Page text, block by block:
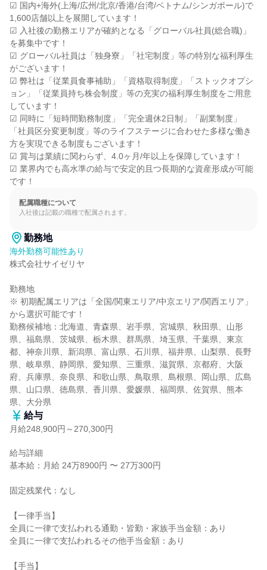
☑ 国内+海外(上海/広州/北京/香港/台湾/ベトナム/シンガポール)で
1,600店舗以上を展開しています！
☑ 入社後の勤務エリアが確約となる「グローバル社員(総合職)」
を募集中です！
☑ グローバル社員は「独身寮」「社宅制度」等の特別な福利厚生
がございます！
☑ 弊社は「従業員食事補助」「資格取得制度」「ストックオプシ
ョン」「従業員持ち株会制度」等の充実の福利厚生制度をご用意
しています！
☑ 同時に「短時間勤務制度」「完全週休2日制」「副業制度」
「社員区分変更制度」等のライフステージに合わせた多様な働き
方を実現できる制度もございます！
☑ 賞与は業績に関わらず、4.0ヶ月/年以上を保障しています！
☑ 業界内でも高水準の給与で安定的且つ長期的な資産形成が可能
です！
配属職種について
入社後は記載の職種で配属されます。
勤務地
海外勤務可能性あり
株式会社サイゼリヤ
勤務地
※ 初期配属エリアは「全国/関東エリア/中京エリア/関西エリア」
から選択可能です！
勤務候補地：北海道、青森県、岩手県、宮城県、秋田県、山形
県、福島県、茨城県、栃木県、群馬県、埼玉県、千葉県、東京
都、神奈川県、新潟県、富山県、石川県、福井県、山梨県、長野
県、岐阜県、静岡県、愛知県、三重県、滋賀県、京都府、大阪
府、兵庫県、奈良県、和歌山県、鳥取県、島根県、岡山県、広島
県、山口県、徳島県、香川県、愛媛県、福岡県、佐賀県、熊本
県、大分県
給与
月給248,900円～270,300円
給与詳細
基本給：月給 24万8900円 〜 27万300円
固定残業代：なし
【一律手当】
全員に一律で支払われる通勤・皆勤・家族手当金額：あり
全員に一律で支払われるその他手当金額：あり
【手当】